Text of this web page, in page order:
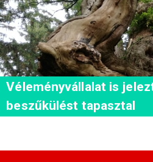
Véleményvállalat is
beszűkülést tapasztal